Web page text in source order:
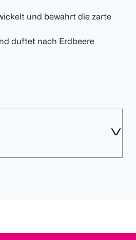
und bewahrt die zarte
duftet nach Erdbeere